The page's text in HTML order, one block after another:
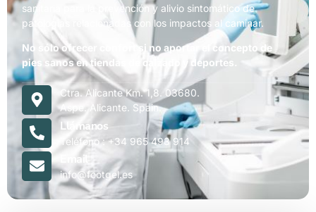
sanitaria para la prevención y alivio sintomático de
patologías relacionadas con los impactos al caminar.
No sólo ofrecer confort si no aportar el concepto de
pies sanos en tiendas de calzado y deportes.
Ctra. Alicante Km. 1,8. 03680.
Aspe. Alicante. Spain.
Llámanos
Teléfono : +34 965 493 914
Email
info@footgel.es